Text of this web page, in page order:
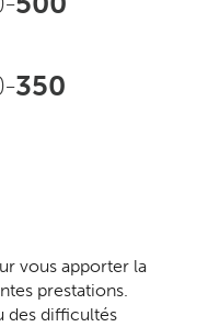
350
vous apporter la
prestations.
des difficultés